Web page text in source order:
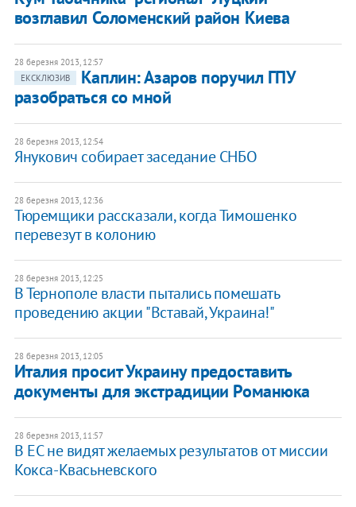
возглавил Соломенский район Киева
28 березня 2013, 12:57
ЕКСКЛЮЗИВ
Каплин: Азаров поручил ГПУ
разобраться со мной
28 березня 2013, 12:54
Янукович собирает заседание СНБО
28 березня 2013, 12:36
Тюремщики рассказали, когда Тимошенко
перевезут в колонию
28 березня 2013, 12:25
В Тернополе власти пытались помешать
проведению акции "Вставай, Украина!"
28 березня 2013, 12:05
Италия просит Украину предоставить
документы для экстрадиции Романюка
28 березня 2013, 11:57
В ЕС не видят желаемых результатов от миссии
Кокса-Квасьневского